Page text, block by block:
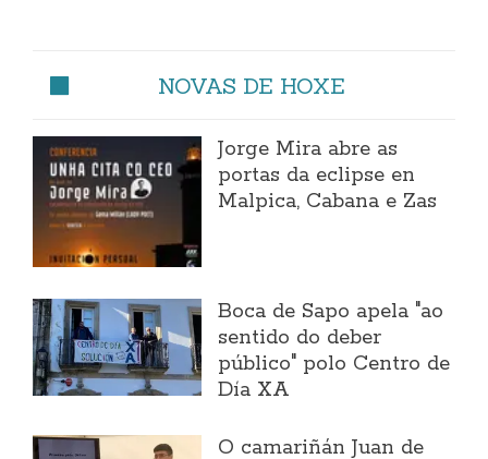
NOVAS DE HOXE
Jorge Mira abre as
portas da eclipse en
Malpica, Cabana e Zas
Boca de Sapo apela "ao
sentido do deber
público" polo Centro de
Día XA
O camariñán Juan de